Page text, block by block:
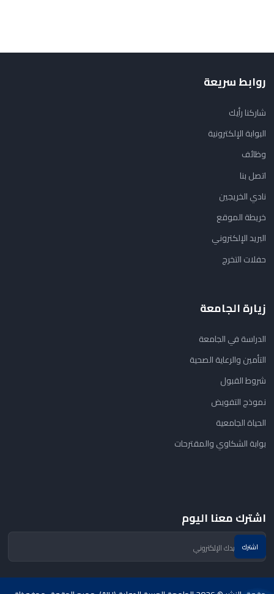
روابط سريعة
شاركنا رأيك
البوابة الإلكترونية
وظائف
اتصل بنا
نادي الخريجين
خريطة الموقع
البريد الإلكتروني
حفلات التخرج
زيارة الجامعة
الدراسة في الجامعة
التأمين والرعاية الصحية
شروط القبول
نموذج التفويض
الحياة الجامعية
بوابة الشكاوي والمقترحات
اشترك معنا اليوم